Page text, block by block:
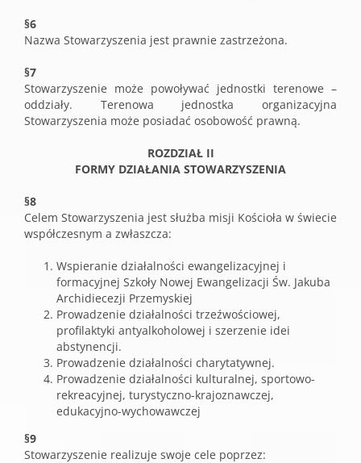
§6
Nazwa Stowarzyszenia jest prawnie zastrzeżona.
§7
Stowarzyszenie może powoływać jednostki terenowe –
oddziały. Terenowa jednostka organizacyjna
Stowarzyszenia może posiadać osobowość prawną.
ROZDZIAŁ II
FORMY DZIAŁANIA STOWARZYSZENIA
§8
Celem Stowarzyszenia jest służba misji Kościoła w świecie
współczesnym a zwłaszcza:
Wspieranie działalności ewangelizacyjnej i
formacyjnej Szkoły Nowej Ewangelizacji Św. Jakuba
Archidiecezji Przemyskiej
Prowadzenie działalności trzeźwościowej,
profilaktyki antyalkoholowej i szerzenie idei
abstynencji.
Prowadzenie działalności charytatywnej.
Prowadzenie działalności kulturalnej, sportowo-
rekreacyjnej, turystyczno-krajoznawczej,
edukacyjno-wychowawczej
§9
Stowarzyszenie realizuje swoje cele poprzez: